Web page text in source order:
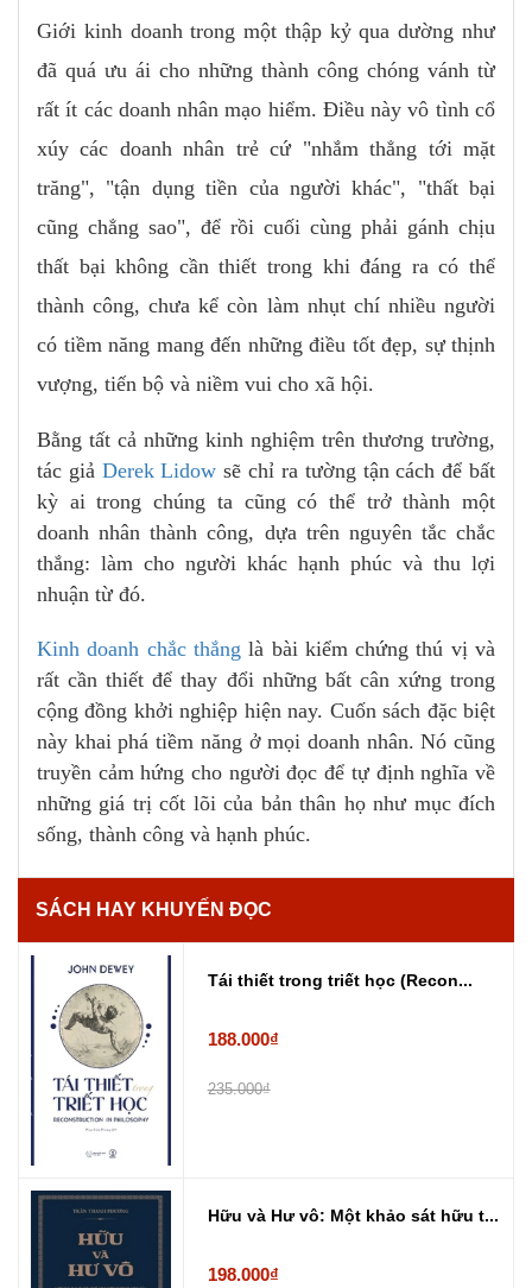
Giới kinh doanh trong một thập kỷ qua dường như
đã quá ưu ái cho những thành công chóng vánh từ
rất ít các doanh nhân mạo hiểm. Điều này vô tình cổ
xúy các doanh nhân trẻ cứ "nhắm thẳng tới mặt
trăng", "tận dụng tiền của người khác", "thất bại
cũng chẳng sao", để rồi cuối cùng phải gánh chịu
thất bại không cần thiết trong khi đáng ra có thể
thành công, chưa kể còn làm nhụt chí nhiều người
có tiềm năng mang đến những điều tốt đẹp, sự thịnh
vượng, tiến bộ và niềm vui cho xã hội.
Bằng tất cả những kinh nghiệm trên thương trường,
tác giả Derek Lidow sẽ chỉ ra tường tận cách để bất
kỳ ai trong chúng ta cũng có thể trở thành một
doanh nhân thành công, dựa trên nguyên tắc chắc
thắng: làm cho người khác hạnh phúc và thu lợi
nhuận từ đó.
Kinh doanh chắc thắng là bài kiểm chứng thú vị và
rất cần thiết để thay đổi những bất cân xứng trong
cộng đồng khởi nghiệp hiện nay. Cuốn sách đặc biệt
này khai phá tiềm năng ở mọi doanh nhân. Nó cũng
truyền cảm hứng cho người đọc để tự định nghĩa về
những giá trị cốt lõi của bản thân họ như mục đích
sống, thành công và hạnh phúc.
SÁCH HAY KHUYẾN ĐỌC
Tái thiết trong triết học (Recon...
188.000₫
235.000₫
Hữu và Hư vô: Một khảo sát hữu t...
198.000₫